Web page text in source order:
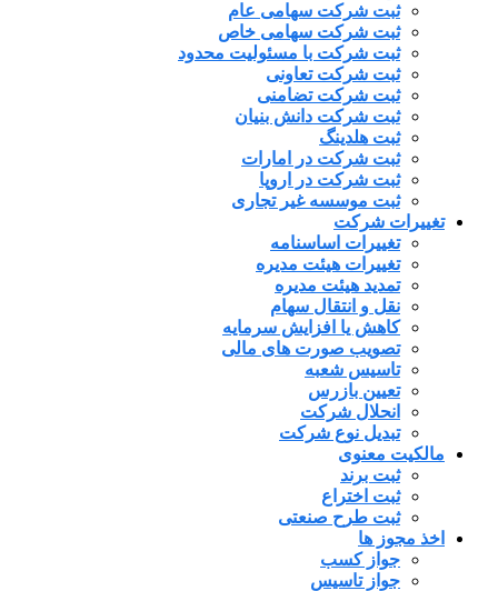
ثبت شرکت سهامی عام
ثبت شرکت سهامی خاص
ثبت شرکت با مسئولیت محدود
ثبت شرکت تعاونی
ثبت شرکت تضامنی
ثبت شرکت دانش بنیان
ثبت هلدینگ
ثبت شرکت در امارات
ثبت شرکت در اروپا
ثبت موسسه غیر تجاری
تغییرات شرکت
تغییرات اساسنامه
تغییرات هیئت مدیره
تمدید هیئت مدیره
نقل و انتقال سهام
کاهش یا افزایش سرمایه
تصویب صورت های مالی
تاسیس شعبه
تعیین بازرس
انحلال شرکت
تبدیل نوع شرکت
مالکیت معنوی
ثبت برند
ثبت اختراع
ثبت طرح صنعتی
اخذ مجوز ها
جواز کسب
جواز تاسیس